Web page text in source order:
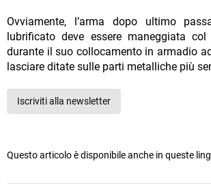
Ovviamente, l’arma dopo ultimo
lubrificato deve essere maneggiata
durante il suo collocamento in armadio
lasciare ditate sulle parti metalliche più
Iscriviti alla newsletter
Questo articolo è disponibile anche in queste